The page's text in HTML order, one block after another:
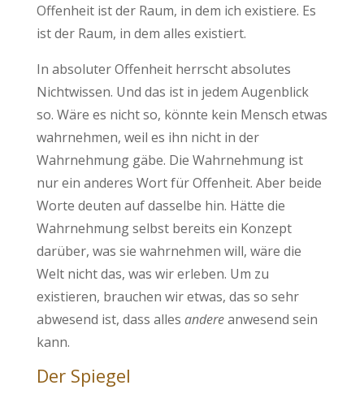
Offenheit ist der Raum, in dem ich existiere. Es
ist der Raum, in dem alles existiert.
In absoluter Offenheit herrscht absolutes
Nichtwissen. Und das ist in jedem Augenblick
so. Wäre es nicht so, könnte kein Mensch etwas
wahrnehmen, weil es ihn nicht in der
Wahrnehmung gäbe. Die Wahrnehmung ist
nur ein anderes Wort für Offenheit. Aber beide
Worte deuten auf dasselbe hin. Hätte die
Wahrnehmung selbst bereits ein Konzept
darüber, was sie wahrnehmen will, wäre die
Welt nicht das, was wir erleben. Um zu
existieren, brauchen wir etwas, das so sehr
abwesend ist, dass alles andereanwesend sein
kann.
Der Spiegel